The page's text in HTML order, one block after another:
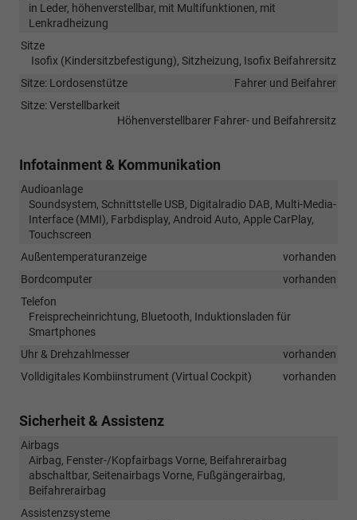
in Leder, höhenverstellbar, mit Multifunktionen, mit
Lenkradheizung
Sitze
Isofix (Kindersitzbefestigung), Sitzheizung, Isofix Beifahrersitz
Sitze: Lordosenstütze
Fahrer und Beifahrer
Sitze: Verstellbarkeit
Höhenverstellbarer Fahrer- und Beifahrersitz
Infotainment & Kommunikation
Audioanlage
Soundsystem, Schnittstelle USB, Digitalradio DAB, Multi-Media-
Interface (MMI), Farbdisplay, Android Auto, Apple CarPlay,
Touchscreen
Außentemperaturanzeige
vorhanden
Bordcomputer
vorhanden
Telefon
Freisprecheinrichtung, Bluetooth, Induktionsladen für
Smartphones
Uhr & Drehzahlmesser
vorhanden
Volldigitales Kombiinstrument (Virtual Cockpit)
vorhanden
Sicherheit & Assistenz
Airbags
Airbag, Fenster-/Kopfairbags Vorne, Beifahrerairbag
abschaltbar, Seitenairbags Vorne, Fußgängerairbag,
Beifahrerairbag
Assistenzsysteme